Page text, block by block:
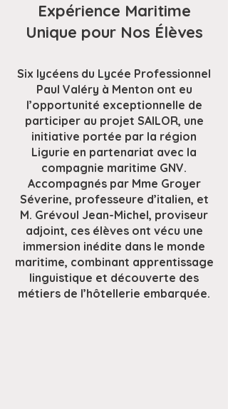
Expérience Maritime
Unique pour Nos Élèves
Six lycéens du Lycée Professionnel
Paul Valéry à Menton ont eu
l’opportunité exceptionnelle de
participer au projet SAILOR, une
initiative portée par la région
Ligurie en partenariat avec la
compagnie maritime GNV.
Accompagnés par Mme Groyer
Séverine, professeure d’italien, et
M. Grévoul Jean-Michel, proviseur
adjoint, ces élèves ont vécu une
immersion inédite dans le monde
maritime, combinant apprentissage
linguistique et découverte des
métiers de l’hôtellerie embarquée.